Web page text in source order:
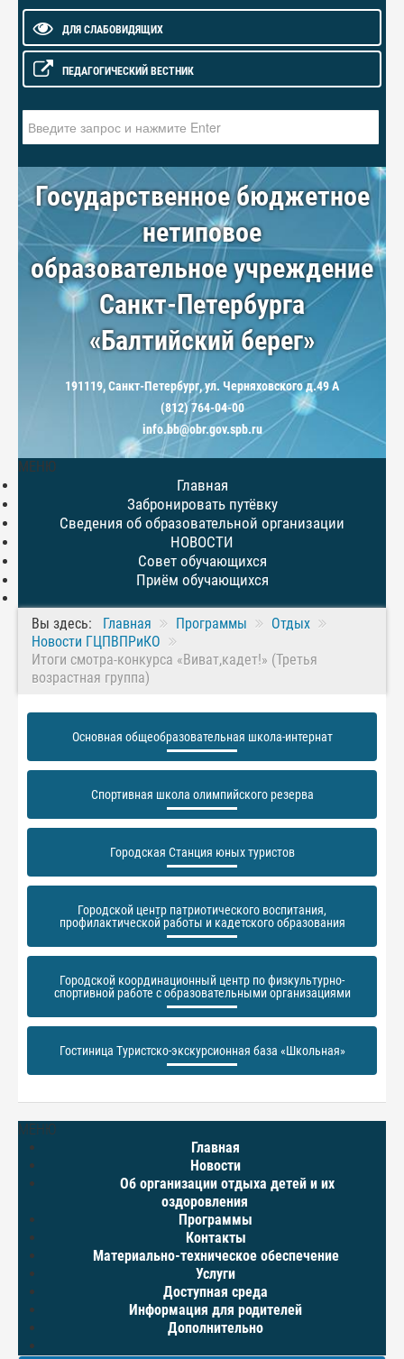
ДЛЯ СЛАБОВИДЯЩИХ
ПЕДАГОГИЧЕСКИЙ ВЕСТНИК
Государственное бюджетное
нетиповое
образовательное учреждение
Санкт-Петербурга
«Балтийский берег»
191119, Санкт-Петербург, ул. Черняховского д.49 А
(812) 764-04-00
info.bb@obr.gov.spb.ru
МЕНЮ
Главная
Забронировать путёвку
Сведения об образовательной организации
НОВОСТИ
Совет обучающихся
Приём обучающихся
Вы здесь: Главная Программы
Отдых
Новости ГЦПВПРиКО
Итоги смотра-конкурса «Виват,кадет!» (Третья
возрастная группа)
Основная общеобразовательная школа-интернат
Спортивная школа олимпийского резерва
Городская Станция юных туристов
Городской центр патриотического воспитания,
профилактической работы и кадетского образования
Городской координационный центр по физкультурно-
спортивной работе с образовательными организациями
Гостиница Туристско-экскурсионная база «Школьная»
МЕНЮ
Главная
Новости
Об организации отдыха детей и их
оздоровления
Программы
Контакты
Материально-техническое обеспечение
Услуги
Доступная среда
Информация для родителей
Дополнительно